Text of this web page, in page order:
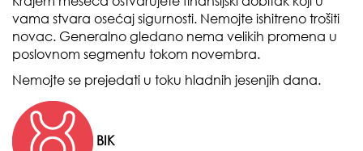
vama stvara osećaj sigurnosti. Nemojte ishitreno trošiti
novac. Generalno gledano nema velikih promena u
poslovnom segmentu tokom novembra.
Nemojte se prejedati u toku hladnih jesenjih dana.
BIK